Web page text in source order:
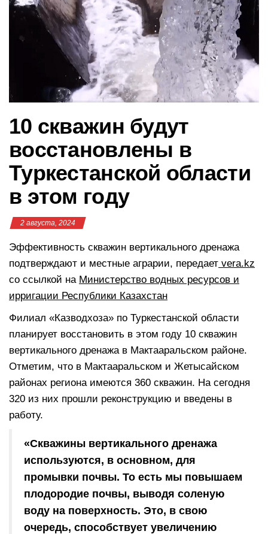
10 скважин будут
восстановлены в
Туркестанской области
в этом году
2 августа, 2024
Эффективность скважин вертикального дренажа
подтверждают и местные аграрии, передает vera.kz
со ссылкой на Министерство водных ресурсов и
ирригации Республики Казахстан
Филиал «Казводхоза» по Туркестанской области
планирует восстановить в этом году 10 скважин
вертикального дренажа в Мактааральском районе.
Отметим, что в Мактааральском и Жетысайском
районах региона имеются 360 скважин. На сегодня
320 из них прошли реконструкцию и введены в
работу.
«Скважины вертикального дренажа
используются, в основном, для
промывки почвы. То есть мы повышаем
плодородие почвы, выводя соленую
воду на поверхность. Это, в свою
очередь, способствует увеличению